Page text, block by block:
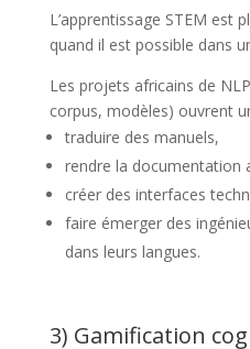
L’apprentissage STEM est
quand il est possible dans
Les projets africains de
corpus, modèles) ouvrent
traduire des manuels,
rendre la documentation
créer des interfaces
faire émerger des
dans leurs langues.
3) Gamification